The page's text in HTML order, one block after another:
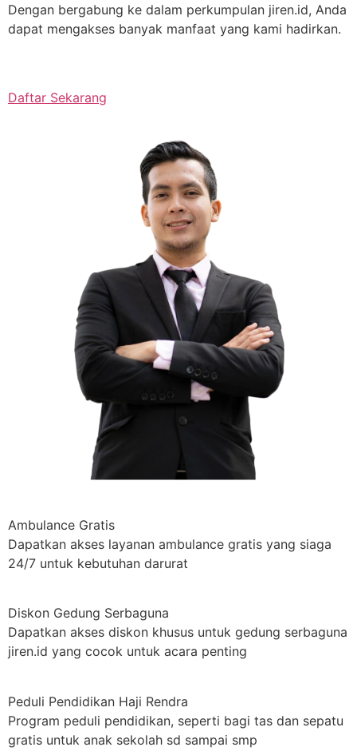
Dengan bergabung ke dalam perkumpulan jiren.id, Anda
dapat mengakses banyak manfaat yang kami hadirkan.
Daftar Sekarang
Ambulance Gratis
Dapatkan akses layanan ambulance gratis yang siaga
24/7 untuk kebutuhan darurat
Diskon Gedung Serbaguna
Dapatkan akses diskon khusus untuk gedung serbaguna
jiren.id yang cocok untuk acara penting
Peduli Pendidikan Haji Rendra
Program peduli pendidikan, seperti bagi tas dan sepatu
gratis untuk anak sekolah sd sampai smp